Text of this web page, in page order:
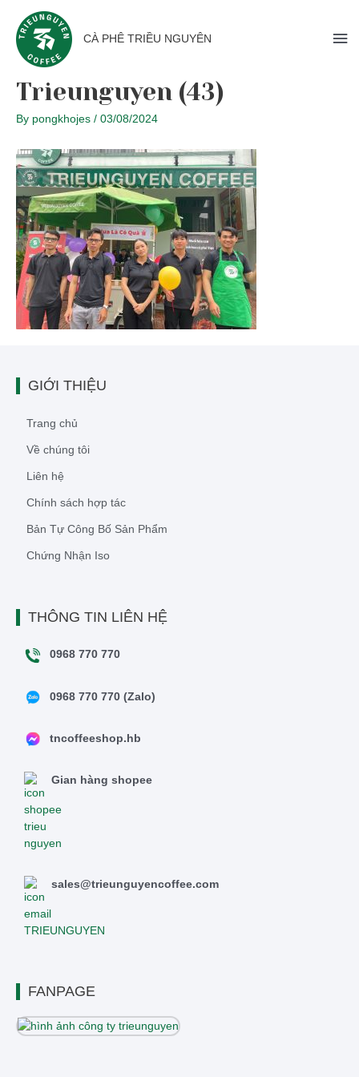
CÀ PHÊ TRIỀU NGUYÊN
Trieunguyen (43)
By pongkhojes / 03/08/2024
GIỚI THIỆU
Trang chủ
Về chúng tôi
Liên hệ
Chính sách hợp tác
Bản Tự Công Bố Sản Phẩm
Chứng Nhận Iso
THÔNG TIN LIÊN HỆ
0968 770 770
0968 770 770 (Zalo)
tncoffeeshop.hb
Gian hàng shopee
sales@trieunguyencoffee.com
FANPAGE